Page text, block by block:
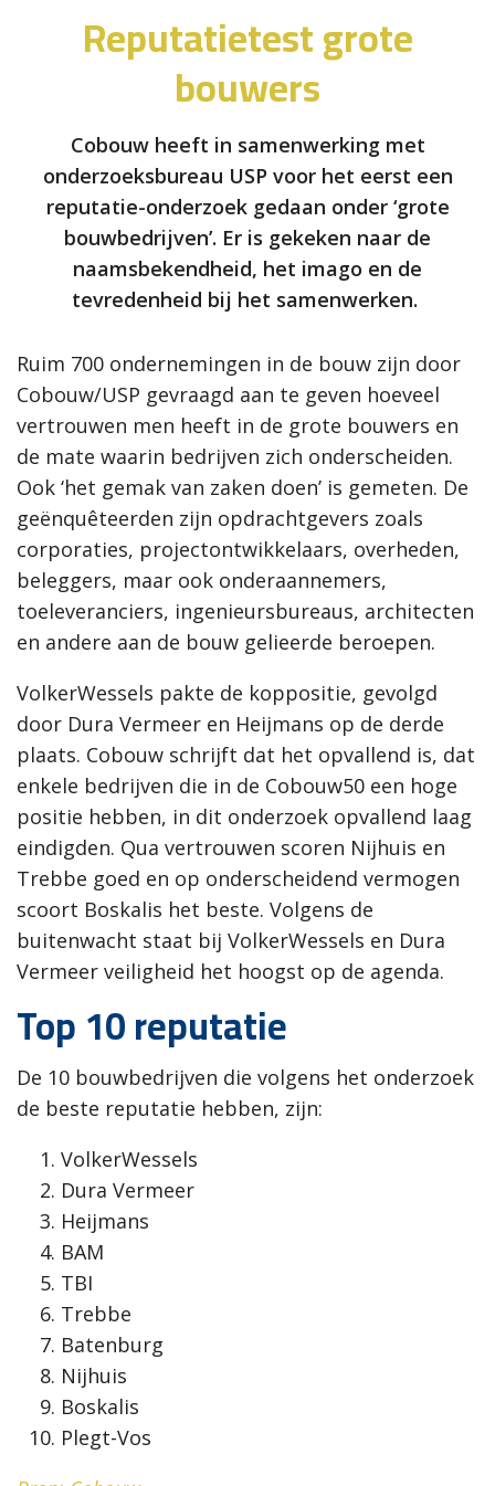
Reputatietest grote
bouwers
Cobouw heeft in samenwerking met
onderzoeksbureau USP voor het eerst een
reputatie-onderzoek gedaan onder ‘grote
bouwbedrijven’. Er is gekeken naar de
naamsbekendheid, het imago en de
tevredenheid bij het samenwerken.
Ruim 700 ondernemingen in de bouw zijn door
Cobouw/USP gevraagd aan te geven hoeveel
vertrouwen men heeft in de grote bouwers en
de mate waarin bedrijven zich onderscheiden.
Ook ‘het gemak van zaken doen’ is gemeten. De
geënquêteerden zijn opdrachtgevers zoals
corporaties, projectontwikkelaars, overheden,
beleggers, maar ook onderaannemers,
toeleveranciers, ingenieursbureaus, architecten
en andere aan de bouw gelieerde beroepen.
VolkerWessels pakte de koppositie, gevolgd
door Dura Vermeer en Heijmans op de derde
plaats. Cobouw schrijft dat het opvallend is, dat
enkele bedrijven die in de Cobouw50 een hoge
positie hebben, in dit onderzoek opvallend laag
eindigden. Qua vertrouwen scoren Nijhuis en
Trebbe goed en op onderscheidend vermogen
scoort Boskalis het beste. Volgens de
buitenwacht staat bij VolkerWessels en Dura
Vermeer veiligheid het hoogst op de agenda.
Top 10 reputatie
De 10 bouwbedrijven die volgens het onderzoek
de beste reputatie hebben, zijn:
VolkerWessels
Dura Vermeer
Heijmans
BAM
TBI
Trebbe
Batenburg
Nijhuis
Boskalis
Plegt-Vos